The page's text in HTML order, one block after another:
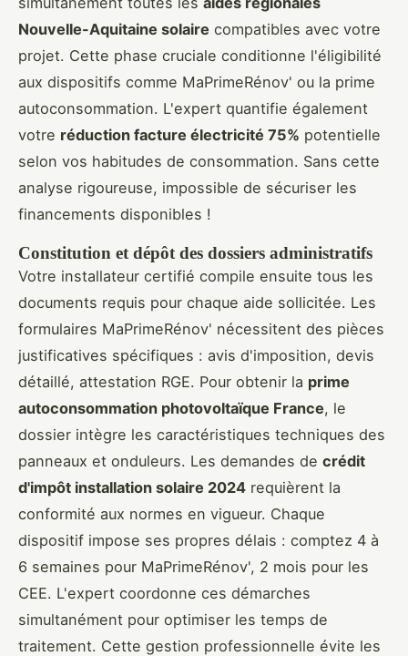
Nouvelle-Aquitaine solaire compatibles avec votre
projet. Cette phase cruciale conditionne l'éligibilité
aux dispositifs comme MaPrimeRénov' ou la prime
autoconsommation. L'expert quantifie également
votre réduction facture électricité 75% potentielle
selon vos habitudes de consommation. Sans cette
analyse rigoureuse, impossible de sécuriser les
financements disponibles !
Constitution et dépôt des dossiers administratifs
Votre installateur certifié compile ensuite tous les
documents requis pour chaque aide sollicitée. Les
formulaires MaPrimeRénov' nécessitent des pièces
justificatives spécifiques : avis d'imposition, devis
détaillé, attestation RGE. Pour obtenir la prime
autoconsommation photovoltaïque France, le
dossier intègre les caractéristiques techniques des
panneaux et onduleurs. Les demandes de crédit
d'impôt installation solaire 2024 requièrent la
conformité aux normes en vigueur. Chaque
dispositif impose ses propres délais : comptez 4 à
6 semaines pour MaPrimeRénov', 2 mois pour les
CEE. L'expert coordonne ces démarches
simultanément pour optimiser les temps de
traitement. Cette gestion professionnelle évite les